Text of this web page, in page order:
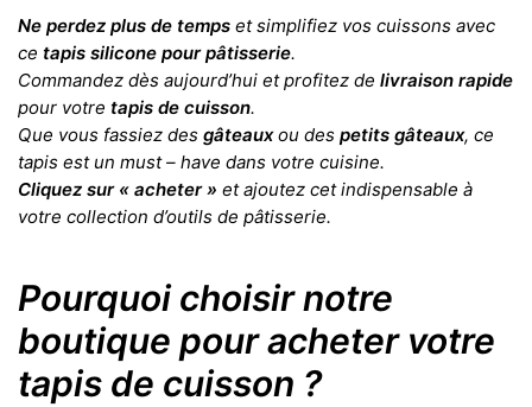
Ne perdez plus de temps et simplifiez vos cuissons avec
ce tapis silicone pour pâtisserie.
Commandez dès aujourd’hui et profitez de livraison rapide
pour votre tapis de cuisson.
Que vous fassiez des gâteauxou des petits gâteaux, ce
tapis est un must – have dans votre cuisine.
Cliquez sur « acheter » et ajoutez cet indispensable à
votre collection d’outils de pâtisserie.
Pourquoi choisir notre
boutique pour acheter votre
tapis de cuisson ?